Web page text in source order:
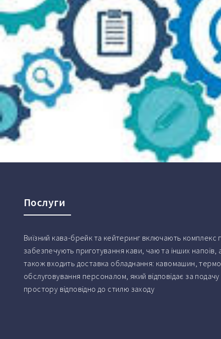
Послуги
Виїзний кава-брейк та кейтеринг включають комплекс
забезпечують приготування кави, чаю та інших
також входить доставка обладнання: кавомашин,
обслуговування персоналом, який відповідає за
простору відповідно до стилю заходу